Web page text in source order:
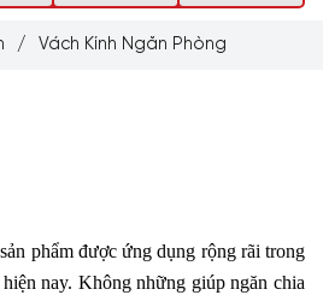
/ Vách Kính Ngăn Phòng
phẩm được ứng dụng rộng rãi trong
nay. Không những giúp ngăn chia